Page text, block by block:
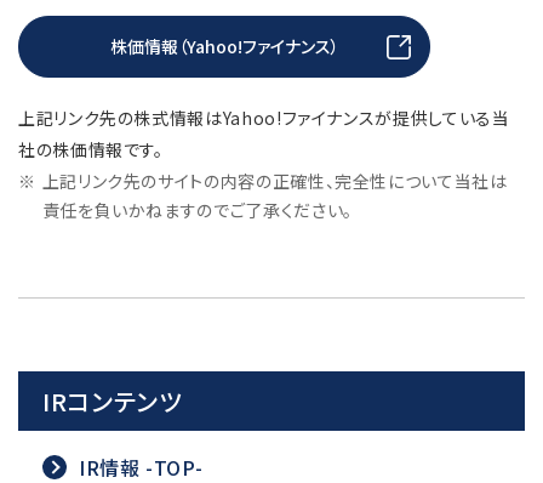
株価情報（Yahoo!ファイナンス）
上記リンク先の株式情報はYahoo!ファイナンスが提供している当
社の株価情報です。
※ 上記リンク先のサイトの内容の正確性、完全性について当社は
責任を負いかねますのでご了承ください。
IRコンテンツ
IR情報 -TOP-